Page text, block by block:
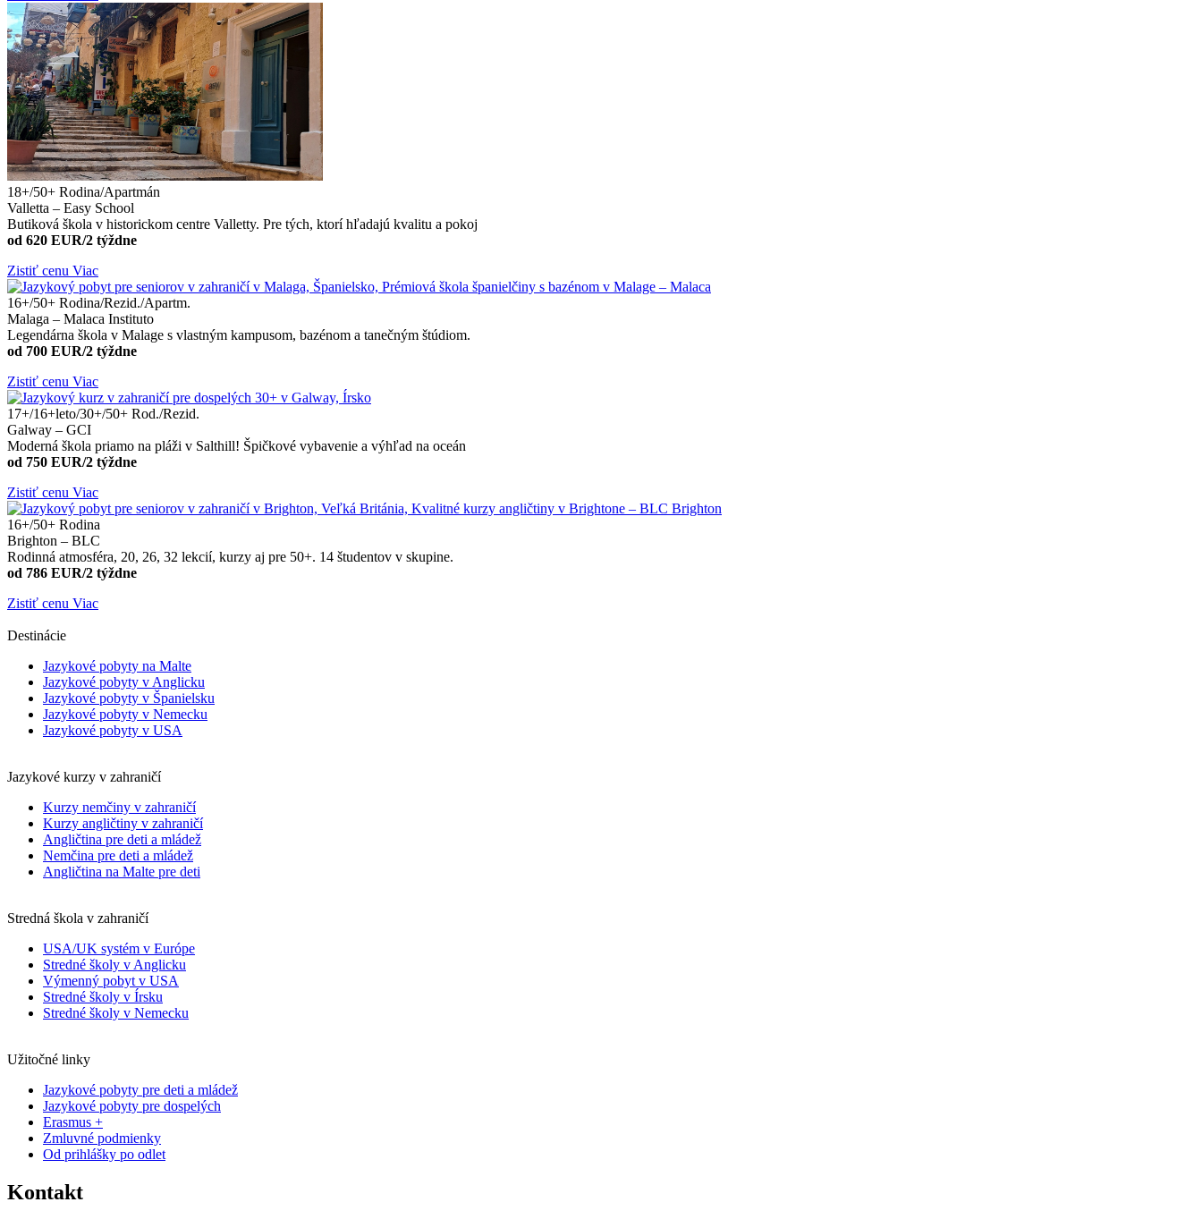
18+/50+ Rodina/Apartmán
Valletta – Easy School
Butiková škola v historickom centre Valletty. Pre tých, ktorí hľadajú kvalitu a pokoj
od 620 EUR/2 týždne
Zistiť cenu Viac
16+/50+ Rodina/Rezid./Apartm.
Malaga – Malaca Instituto
Legendárna škola v Malage s vlastným kampusom, bazénom a tanečným štúdiom.
od 700 EUR/2 týždne
Zistiť cenu Viac
17+/16+leto/30+/50+ Rod./Rezid.
Galway – GCI
Moderná škola priamo na pláži v Salthill! Špičkové vybavenie a výhľad na oceán
od 750 EUR/2 týždne
Zistiť cenu Viac
16+/50+ Rodina
Brighton – BLC
Rodinná atmosféra, 20, 26, 32 lekcií, kurzy aj pre 50+. 14 študentov v skupine.
od 786 EUR/2 týždne
Zistiť cenu Viac
Destinácie
Jazykové pobyty na Malte
Jazykové pobyty v Anglicku
Jazykové pobyty v Španielsku
Jazykové pobyty v Nemecku
Jazykové pobyty v USA
Jazykové kurzy v zahraničí
Kurzy nemčiny v zahraničí
Kurzy angličtiny v zahraničí
Angličtina pre deti a mládež
Nemčina pre deti a mládež
Angličtina na Malte pre deti
Stredná škola v zahraničí
USA/UK systém v Európe
Stredné školy v Anglicku
Výmenný pobyt v USA
Stredné školy v Írsku
Stredné školy v Nemecku
Užitočné linky
Jazykové pobyty pre deti a mládež
Jazykové pobyty pre dospelých
Erasmus +
Zmluvné podmienky
Od prihlášky po odlet
Kontakt